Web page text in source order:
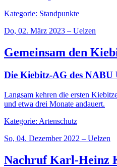
Kategorie: Standpunkte
Do, 02. März 2023 – Uelzen
Gemeinsam den
Die Kiebitz-AG des NABU
Langsam kehren die ersten
und etwa drei Monate andauert.
Kategorie: Artenschutz
So, 04. Dezember 2022 – Uelzen
Nachruf Karl-Heinz